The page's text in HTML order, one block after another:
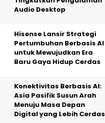
Audio Desktop
Hisense Lansir Strategi
Pertumbuhan Berbasis AI
untuk Mewujudkan Era
Baru Gaya Hidup Cerdas
Konektivitas Berbasis AI:
Asia Pasifik Susun Arah
Menuju Masa Depan
Digital yang Lebih Cerdas